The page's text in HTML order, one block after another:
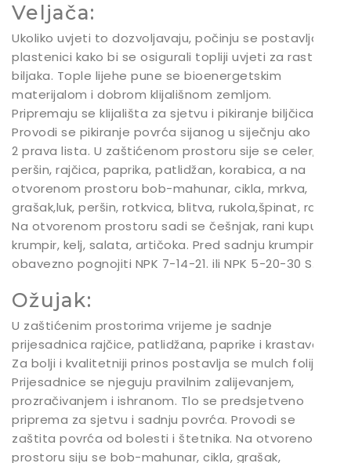
Veljača:
Ukoliko uvjeti to dozvoljavaju, počinju se postavljati
plastenici kako bi se osigurali topliji uvjeti za rast
biljaka. Tople lijehe pune se bioenergetskim
materijalom i dobrom klijališnom zemljom.
Pripremaju se klijališta za sjetvu i pikiranje biljčica.
Provodi se pikiranje povrća sijanog u siječnju ako ima
2 prava lista. U zaštićenom prostoru sije se celer,
peršin, rajčica, paprika, patlidžan, korabica, a na
otvorenom prostoru bob-mahunar, cikla, mrkva,
grašak,luk, peršin, rotkvica, blitva, rukola,špinat, radić.
Na otvorenom prostoru sadi se češnjak, rani kupus,
krumpir, kelj, salata, artičoka. Pred sadnju krumpira
obavezno pognojiti NPK 7-14-21. ili NPK 5-20-30 S.
Ožujak:
U zaštićenim prostorima vrijeme je sadnje
prijesadnica rajčice, patlidžana, paprike i krastavaca.
Za bolji i kvalitetniji prinos postavlja se mulch folija.
Prijesadnice se njeguju pravilnim zalijevanjem,
prozračivanjem i ishranom. Tlo se predsjetveno
priprema za sjetvu i sadnju povrća. Provodi se
zaštita povrća od bolesti i štetnika. Na otvorenom
prostoru siju se bob-mahunar, cikla, grašak,